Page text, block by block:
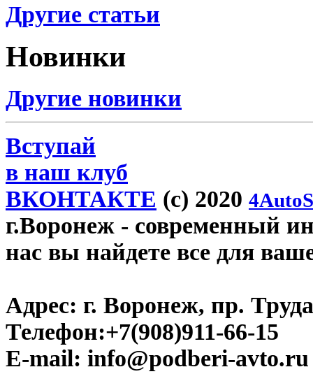
Другие статьи
Новинки
Другие новинки
Вступай
в наш клуб
ВКОНТАКТЕ (c) 2020
г.Воронеж - современный
нас вы найдете все для
Адрес: г. Воронеж, пр.
Телефон:+7(908)911-66-15
E-mail: info@podberi-avto.ru